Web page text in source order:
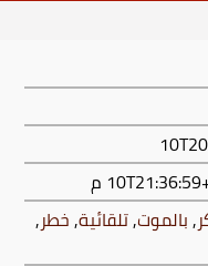
,بالموت,تلقائية,خطر,